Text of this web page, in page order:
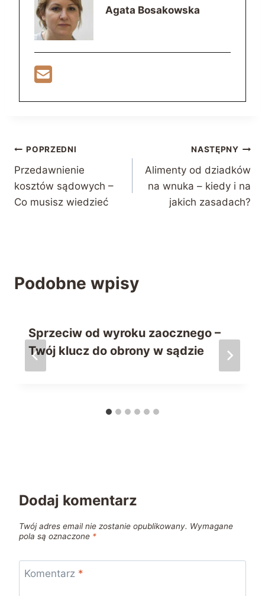
Agata Bosakowska
Nawigacja
wpisu
POPRZEDNI
Przedawnienie
kosztów sądowych –
Co musisz wiedzieć
NASTĘPNY
Alimenty od dziadków
na wnuka – kiedy i na
jakich zasadach?
Podobne wpisy
Sprzeciw od wyroku zaocznego –
Twój klucz do obrony w sądzie
Dodaj komentarz
Twój adres email nie zostanie opublikowany. Wymagane
pola są oznaczone *
Komentarz *